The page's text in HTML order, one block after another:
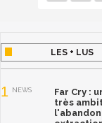
LES + LUS
1 NEWS
Far Cry :
très